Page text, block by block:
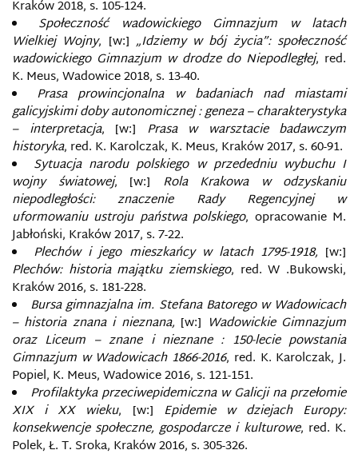
Kraków 2018, s. 105-124.
Społeczność wadowickiego Gimnazjum w latach
Wielkiej Wojny, [w:] „Idziemy w bój życia”: społeczność
wadowickiego Gimnazjum w drodze do Niepodległej, red.
K. Meus, Wadowice 2018, s. 13-40.
Prasa prowincjonalna w badaniach nad miastami
galicyjskimi doby autonomicznej : geneza – charakterystyka
– interpretacja, [w:] Prasa w warsztacie badawczym
historyka, red. K. Karolczak, K. Meus, Kraków 2017, s. 60-91.
Sytuacja narodu polskiego w przededniu wybuchu I
wojny światowej, [w:] Rola Krakowa w odzyskaniu
niepodległości: znaczenie Rady Regencyjnej w
uformowaniu ustroju państwa polskiego, opracowanie M.
Jabłoński, Kraków 2017, s. 7-22.
Plechów i jego mieszkańcy w latach 1795-1918, [w:]
Plechów: historia majątku ziemskiego, red. W .Bukowski,
Kraków 2016, s. 181-228.
Bursa gimnazjalna im. Stefana Batorego w Wadowicach
– historia znana i nieznana, [w:] Wadowickie Gimnazjum
oraz Liceum – znane i nieznane : 150-lecie powstania
Gimnazjum w Wadowicach 1866-2016, red. K. Karolczak, J.
Popiel, K. Meus, Wadowice 2016, s. 121-151.
Profilaktyka przeciwepidemiczna w Galicji na przełomie
XIX i XX wieku, [w:] Epidemie w dziejach Europy:
konsekwencje społeczne, gospodarcze i kulturowe, red. K.
Polek, Ł. T. Sroka, Kraków 2016, s. 305-326.